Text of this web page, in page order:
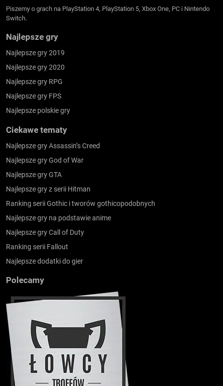
Piszemy o grach na PlayStation 4, PlayStation 5, Xbox One, PC i Nintendo
Switch.
Najlepsze gry
Najlepsze gry 2019
Najlepsze gry 2020
Najlepsze gry RPG
Najlepsze gry FPS
Najlepsze polskie gry
Ciekawe tematy
Najlepsze gry Assassin’s Creed
Najlepsze gry God of War
Najlepsze gry GTA
Najlepsze gry z serii Hitman
Ranking serii Gothic i tworów gothicopodobnych
Najlepsze gry na podstawie anime
Najlepsze gry Call of Duty
Ranking serii Fallout
Najlepsze dodatki do gier
Polecamy